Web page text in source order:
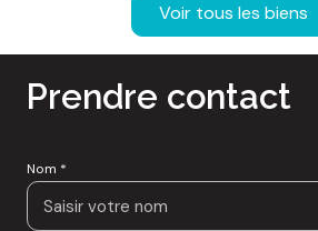
Voir tous les biens
Prendre contact
Nom *